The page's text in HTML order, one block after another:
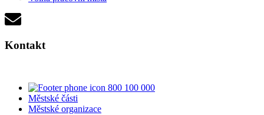
Kontakt
800 100 000
Městské části
Městské organizace